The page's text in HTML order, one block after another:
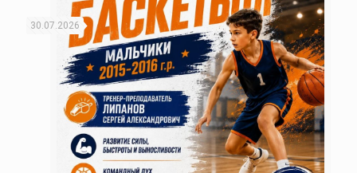
30.07.2026